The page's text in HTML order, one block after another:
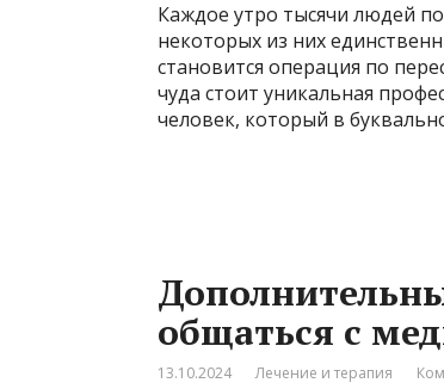
Каждое утро тысячи людей
некоторых из них
становится операция по
чуда стоит уникальная
человек, который в
общаться с
13.10.2024 Лечение и терапия